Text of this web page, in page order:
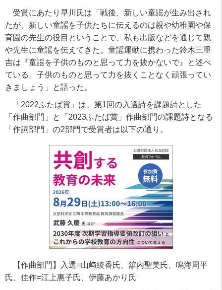
受賞にあたり早川氏は「戦後、新しい童謡が生み出され
たが、新しい童謡を子供たちに伝えるのは親や幼稚園や保
育園の先生の役目ということで、私も出版などを通じて親
や先生に童謡を伝えてきた。童謡運動に携わった鈴木三重
吉は『童謡を子供のものと思って力を抜かないで』と述べ
ている。子供のものと思って力を抜くことなく頑張ってい
きましょう」と語った。
「 2022ふたば賞」は、第1回の入選詩を課題詩とした
「作曲部門」と「 2023ふたば賞」作曲部門の課題詩となる
「作詞部門」の2部門で受賞者は以下の通り。
【作曲部門】入選=山﨑綾香氏、舘内聖美氏、鳴海周平
氏、佳作=江上惠子氏、伊藤あかり氏